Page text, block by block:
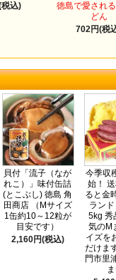
込)
徳島で愛され
どん
702円(税
貝付「流子（なが
れこ）」味付缶詰
(とこぶし) 徳島 角
田商店 （Mサイズ
1缶約10～12粒が
目安です）
2,160円(税込)
今季収
始！
ると金
ラン
5kg 秀
気のM
イズを
だけま
門市里